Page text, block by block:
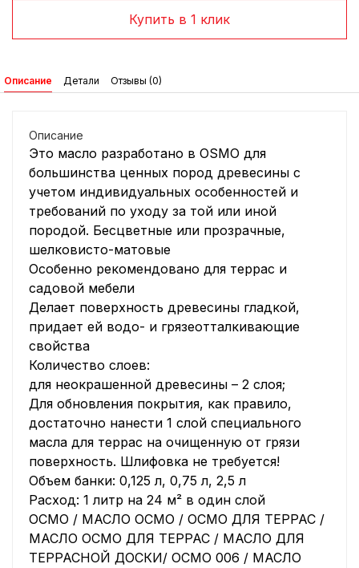
Купить в 1 клик
Описание Детали Отзывы (0)
Описание
Это масло разработано в OSMO для
большинства ценных пород древесины с
учетом индивидуальных особенностей и
требований по уходу за той или иной
породой. Бесцветные или прозрачные,
шелковисто-матовые
Особенно рекомендовано для террас и
садовой мебели
Делает поверхность древесины гладкой,
придает ей водо- и грязеотталкивающие
свойства
Количество слоев:
для неокрашенной древесины – 2 слоя;
Для обновления покрытия, как правило,
достаточно нанести 1 слой специального
масла для террас на очищенную от грязи
поверхность. Шлифовка не требуется!
Объем банки: 0,125 л, 0,75 л, 2,5 л
Расход: 1 литр на 24 м² в один слой
ОСМО / МАСЛО ОСМО / ОСМО ДЛЯ ТЕРРАС /
МАСЛО ОСМО ДЛЯ ТЕРРАС / МАСЛО ДЛЯ
ТЕРРАСНОЙ ДОСКИ/ ОСМО 006 / МАСЛО